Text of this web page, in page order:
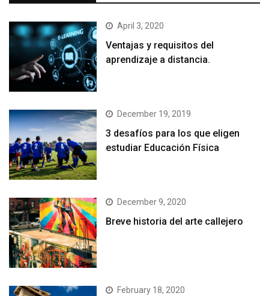
April 3, 2020
Ventajas y requisitos del
aprendizaje a distancia.
December 19, 2019
3 desafíos para los que eligen
estudiar Educación Física
December 9, 2020
Breve historia del arte callejero
February 18, 2020